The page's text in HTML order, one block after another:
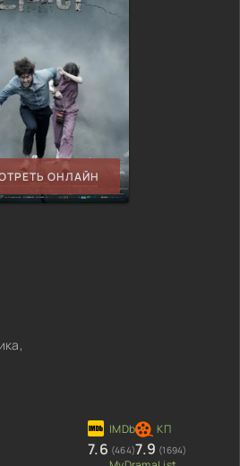
ОНЛАЙН
7.6 (464)7.9 (1694)